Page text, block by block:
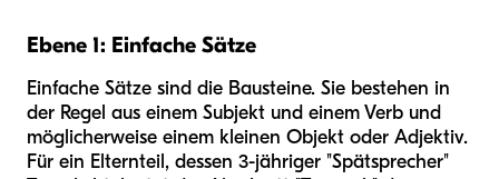
Ebene 1: Einfache Sätze
Einfache Sätze sind die Bausteine. Sie bestehen in
der Regel aus einem Subjekt und einem Verb und
möglicherweise einem kleinen Objekt oder Adjektiv.
Für ein Elternteil, dessen 3-jähriger "Spätsprecher"